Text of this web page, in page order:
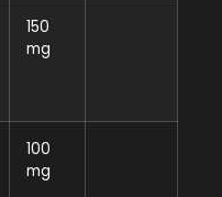
150
mg
100
mg